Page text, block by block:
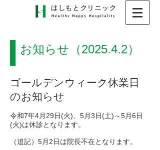
お知らせ（2025.4.2）
ゴールデンウィーク休業日
のお知らせ
令和7年4月29日(火)、5月3日(土)～5月6日
(火)は休診となります。
（追記）5月2日は院長不在となります。​